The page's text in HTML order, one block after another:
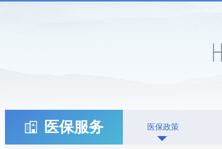
医保服务 医保政策